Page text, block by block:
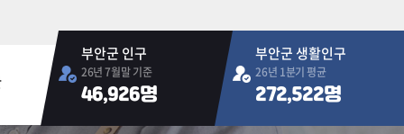
부안군 인구
26년 7월말 기준
46,926명
부안군 생활인구
26년 1분기 평균
272,522명